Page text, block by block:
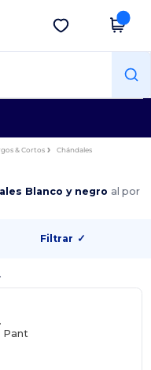
Descargar app
& Cortos Chándales
Blanco y negro al por
Filtrar ✓
Pant